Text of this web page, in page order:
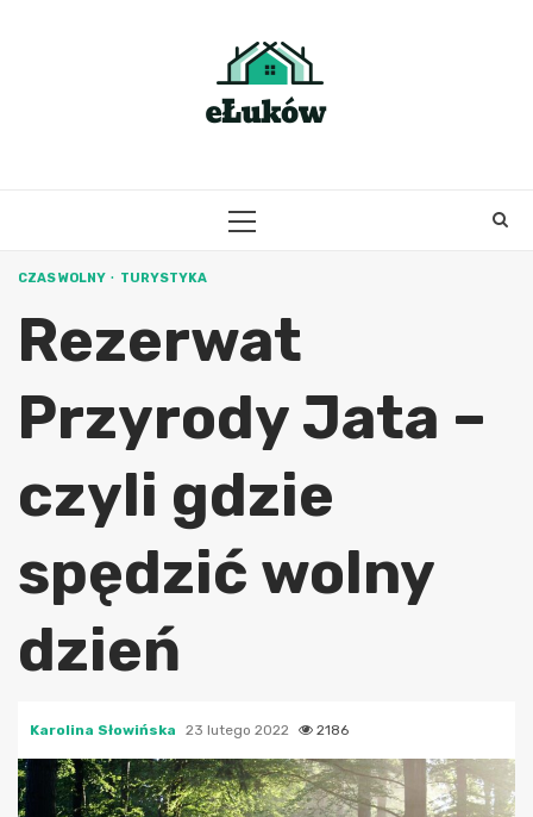
PRIMARY
CZAS WOLNY TURYSTYKA
Rezerwat
Przyrody Jata –
czyli gdzie
spędzić wolny
dzień
Karolina Słowińska 23 lutego 2022 2186